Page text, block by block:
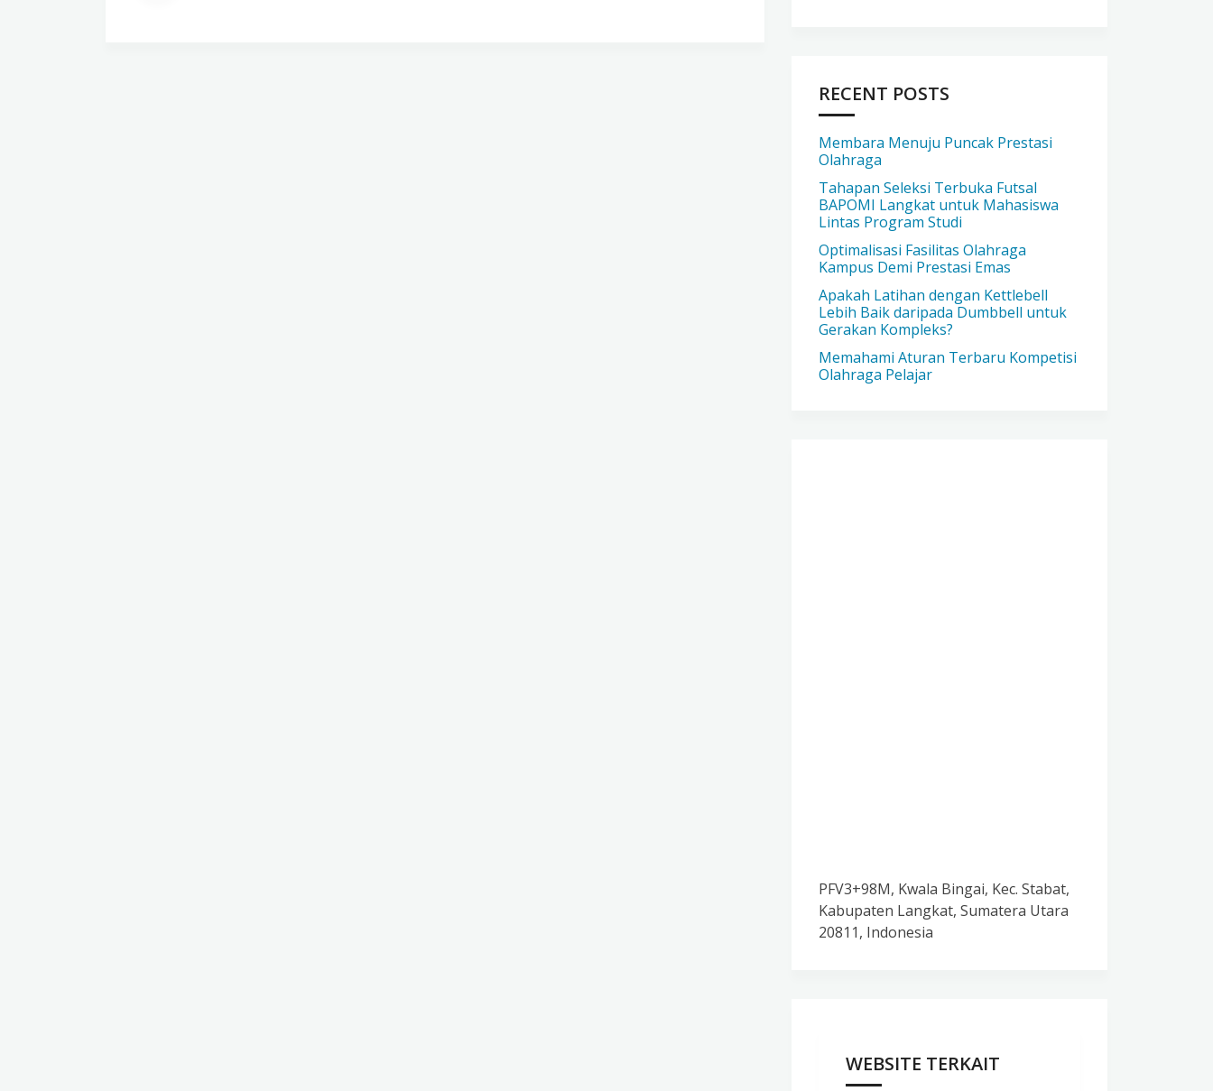
RECENT POSTS
Membara Menuju Puncak Prestasi
Olahraga
Tahapan Seleksi Terbuka Futsal
BAPOMI Langkat untuk Mahasiswa
Lintas Program Studi
Optimalisasi Fasilitas Olahraga
Kampus Demi Prestasi Emas
Apakah Latihan dengan Kettlebell
Lebih Baik daripada Dumbbell untuk
Gerakan Kompleks?
Memahami Aturan Terbaru Kompetisi
Olahraga Pelajar
PFV3+98M, Kwala Bingai, Kec. Stabat,
Kabupaten Langkat, Sumatera Utara
20811, Indonesia
WEBSITE TERKAIT